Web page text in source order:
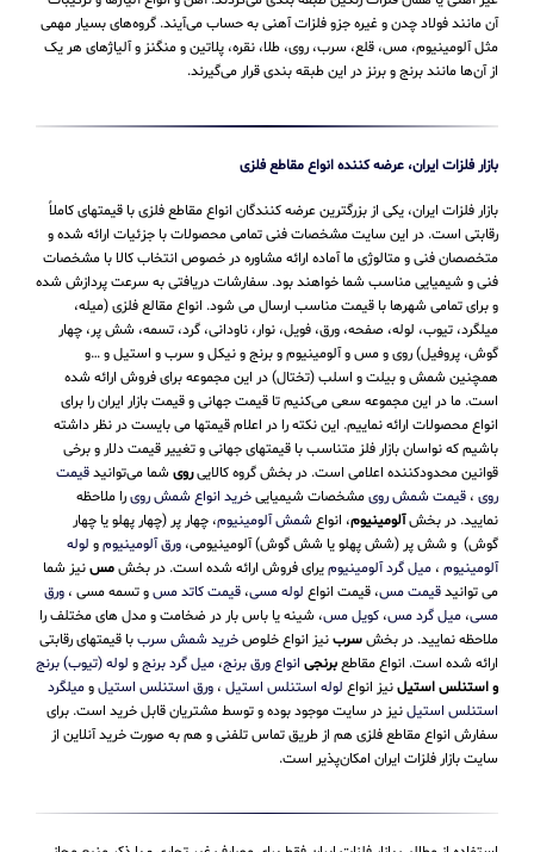
آن مانند فولاد چدن و غیره جزو فلزات آهنی به حساب می‌‌آیند. گروه‌های بسیار مهمی
مثل آلومینیوم، مس، قلع، سرب، روی، طلا، نقره، پلاتین و منگنز و آلیاژهای هر یک
از آن‌ها مانند برنج و برنز در این طبقه‌ بندی قرار می‌‌گیرند.
بازار فلزات ایران، عرضه کننده انواع مقاطع فلزی
بازار فلزات ایران، یکی از بزرگترین عرضه کنندگان انواع مقاطع فلزی با قیمتهای کاملاً
رقابتی است. در این سایت مشخصات فنی تمامی محصولات با جزئیات ارائه شده و
متخصصان فنی و متالوژی ما آماده ارائه مشاوره در خصوص انتخاب کالا با مشخصات
فنی و شیمیایی مناسب شما خواهند بود. سفارشات دریافتی به سرعت پردازش شده
و برای تمامی شهرها با قیمت مناسب ارسال می شود. انواع مقالع فلزی (میله،
میلگرد، تیوب، لوله، صفحه، ورق، فویل، نوار، ناودانی، گرد، تسمه، شش پر، چهار
گوش، پروفیل) روی و مس و آلومینیوم و برنج و نیکل و سرب و استیل و …و
همچنین شمش و بیلت و اسلب (تختال) در این مجموعه برای فروش ارائه شده
است. ما در این مجموعه سعی می‌کنیم تا قیمت جهانی و قیمت بازار ایران را برای
انواع محصولات ارائه نماییم. این نکته را در اعلام قیمتها می بایست در نظر داشته
باشیم که نواسان بازار فلز متناسب با قیمتهای جهانی و تغییر قیمت دلار و برخی
قوانین محدودکننده اعلامی است. در بخش گروه کالاییروی شما می‌توانیدقیمت
روی ، قیمت شمش رویمشخصات شیمیاییخرید انواع شمش رویرا ملاحظه
نمایید. در بخشآلومینیوم، انواع شمش آلومینیوم، چهار پر (چهار پهلو یا چهار
گوش) و شش پر (شش پهلو یا شش گوش) آلومینیومی، ورق آلومینیومو لوله
آلومینیوم ، میل گرد آلومینیومیرای فروش ارائه شده است. در بخشمسنیز شما
می توانیدقیمت مس، قیمت انواع لوله مسی، قیمت کاتد مسو تسمه مسی ، ورق
مسی، میل گرد مس، کویل مس، شینه یا باس بار در ضخامت و مدل های مختلف را
ملاحظه نمایید. در بخشسربنیز انواع خلوصخرید شمش سرببا قیمتهای رقابتی
ارائه شده است. انواع مقاطعبرنجی انواع ورق برنج، میل گرد برنجو لوله (تیوب) برنج
و استنلس استیلنیز انواع لوله استنلس استیل ، ورق استنلس استیلومیلگرد
استنلس استیلنیز در سایت موجود بوده و توسط مشتریان قابل خرید است. برای
سفارش انواع مقاطع فلزی هم از طریق تماس تلفنی و هم به صورت خرید آنلاین از
سایت بازار فلزات ایران امکان‌پذیر است.